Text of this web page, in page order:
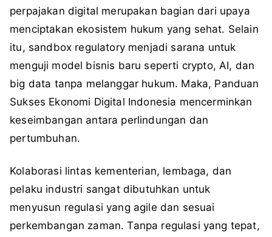
perpajakan digital merupakan bagian dari upaya
menciptakan ekosistem hukum yang sehat. Selain
itu, sandbox regulatory menjadi sarana untuk
menguji model bisnis baru seperti crypto, AI, dan
big data tanpa melanggar hukum. Maka, Panduan
Sukses Ekonomi Digital Indonesia mencerminkan
keseimbangan antara perlindungan dan
pertumbuhan.
Kolaborasi lintas kementerian, lembaga, dan
pelaku industri sangat dibutuhkan untuk
menyusun regulasi yang agile dan sesuai
perkembangan zaman. Tanpa regulasi yang tepat,